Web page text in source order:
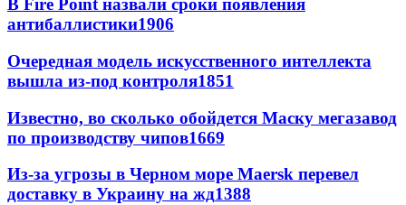
В Fire Point назвали сроки появления
антибаллистики1906
Очередная модель искусственного интеллекта
вышла из-под контроля1851
Известно, во сколько обойдется Маску мегазавод
по производству чипов1669
Из-за угрозы в Черном море Maersk перевел
доставку в Украину на жд1388